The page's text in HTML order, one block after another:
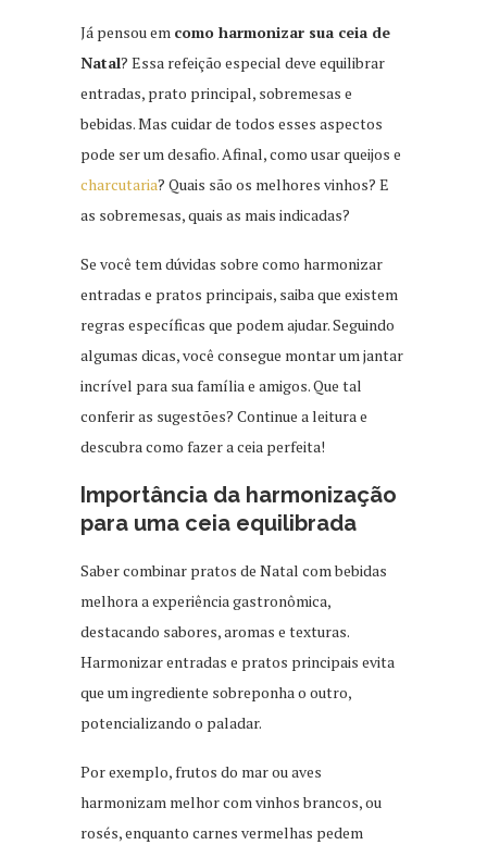
Já pensou em como harmonizar sua ceia de
Natal? Essa refeição especial deve equilibrar
entradas, prato principal, sobremesas e
bebidas. Mas cuidar de todos esses aspectos
pode ser um desafio. Afinal, como usar queijos e
charcutaria? Quais são os melhores vinhos? E
as sobremesas, quais as mais indicadas?
Se você tem dúvidas sobre como harmonizar
entradas e pratos principais, saiba que existem
regras específicas que podem ajudar. Seguindo
algumas dicas, você consegue montar um jantar
incrível para sua família e amigos. Que tal
conferir as sugestões? Continue a leitura e
descubra como fazer a ceia perfeita!
Importância da harmonização
para uma ceia equilibrada
Saber combinar pratos de Natal com bebidas
melhora a experiência gastronômica,
destacando sabores, aromas e texturas.
Harmonizar entradas e pratos principais evita
que um ingrediente sobreponha o outro,
potencializando o paladar.
Por exemplo, frutos do mar ou aves
harmonizam melhor com vinhos brancos, ou
rosés, enquanto carnes vermelhas pedem